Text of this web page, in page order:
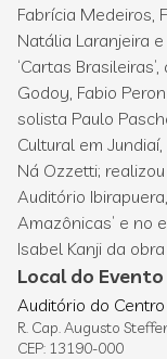
Fabrícia Medeiros,
Natália Laranjeira
‘Cartas
Godoy, Fabio
solista Paulo
Cultural em
Ná Ozzetti;
Auditório
Amazônicas’ e no
Isabel Kanji da
Local do Evento
Auditório do
R. Cap. Augusto
CEP: 13190-000